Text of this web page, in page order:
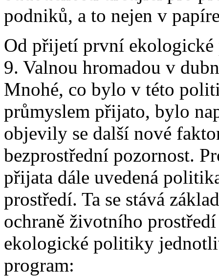
podniků, a to nejen v
Od přijetí první
9. Valnou hromadou v
Mnohé, co bylo v této
průmyslem přijato, bylo
objevily se další nové
bezprostřední pozornost.
přijata dále uvedená
prostředí. Ta se stává
ochraně životního
ekologické politiky
program: